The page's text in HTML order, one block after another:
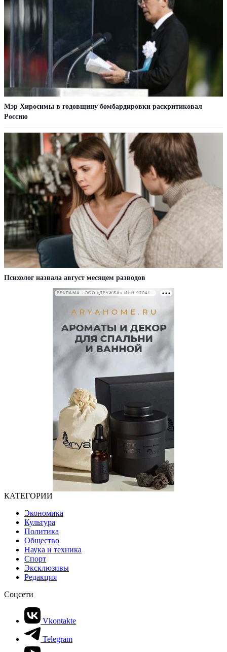
Мэр Хиросимы в годовщину бомбардировки раскритиковал
Россию
Психолог назвала август месяцем разводов
РЕКЛАМА • ООО «ДРУЖБА» ИНН 9704146411
КАТЕГОРИИ
Экономика
Культура
Политика
Общество
Наука и техника
Спорт
Эксклюзивы
Редакция
Соцсети
Vkontakte
Telegram